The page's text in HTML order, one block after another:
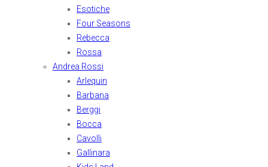
Esotiche
Four Seasons
Rebecca
Rossa
Andrea Rossi
Arlequin
Barbana
Berggi
Bocca
Cavolli
Gallinara